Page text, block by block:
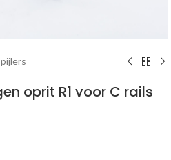
oprit R1 voor C rails